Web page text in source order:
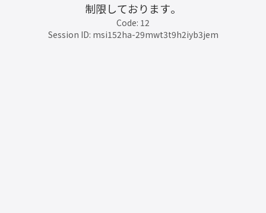
制限しております。
Code: 12
Session ID: msi152ha-29mwt3t9h2iyb3jem